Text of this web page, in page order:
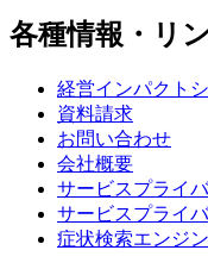
各種情報・リ
経営インパクト
資料請求
お問い合わせ
会社概要
サービスプライ
サービスプライ
症状検索エンジ